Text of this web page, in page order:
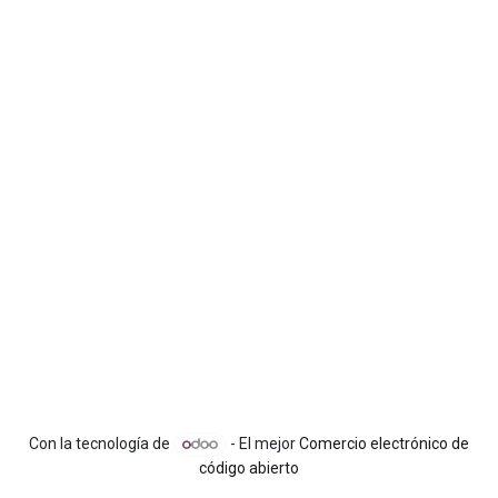
Con la tecnología de - El mejorComercio electrónico de
código abierto